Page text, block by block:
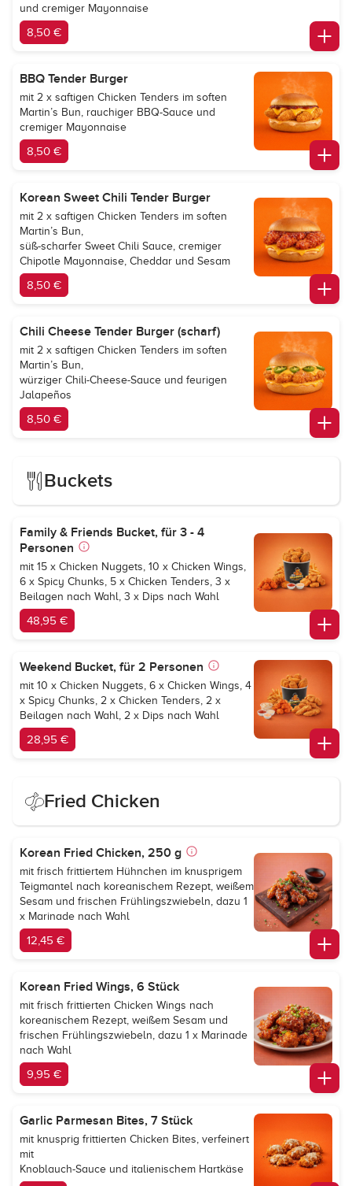
und cremiger Mayonnaise
8,50 €
BBQ Tender Burger
mit 2 x saftigen Chicken Tenders im soften
Martin’s Bun, rauchiger BBQ-Sauce und
cremiger Mayonnaise
8,50 €
Korean Sweet Chili Tender Burger
mit 2 x saftigen Chicken Tenders im soften
Martin’s Bun,
süß-scharfer Sweet Chili Sauce, cremiger
Chipotle Mayonnaise, Cheddar und Sesam
8,50 €
Chili Cheese Tender Burger (scharf)
mit 2 x saftigen Chicken Tenders im soften
Martin’s Bun,
würziger Chili-Cheese-Sauce und feurigen
Jalapeños
8,50 €
Buckets
Family & Friends Bucket, für 3 - 4
Personen
mit 15 x Chicken Nuggets, 10 x Chicken Wings,
6 x Spicy Chunks, 5 x Chicken Tenders, 3 x
Beilagen nach Wahl, 3 x Dips nach Wahl
48,95 €
Weekend Bucket, für 2 Personen
mit 10 x Chicken Nuggets, 6 x Chicken Wings, 4
x Spicy Chunks, 2 x Chicken Tenders, 2 x
Beilagen nach Wahl, 2 x Dips nach Wahl
28,95 €
Fried Chicken
Korean Fried Chicken, 250 g
mit frisch frittiertem Hühnchen im knusprigem
Teigmantel nach koreanischem Rezept, weißem
Sesam und frischen Frühlingszwiebeln, dazu 1
x Marinade nach Wahl
12,45 €
Korean Fried Wings, 6 Stück
mit frisch frittierten Chicken Wings nach
koreanischem Rezept, weißem Sesam und
frischen Frühlingszwiebeln, dazu 1 x Marinade
nach Wahl
9,95 €
Garlic Parmesan Bites, 7 Stück
mit knusprig frittierten Chicken Bites, verfeinert
mit
Knoblauch-Sauce und italienischem Hartkäse